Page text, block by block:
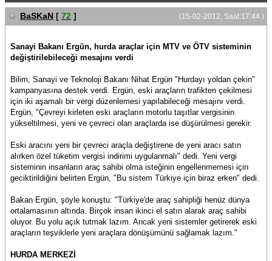
(15-02-2012, Saat:17:44 )
BaSKaN [ 72 ]
Sanayi Bakanı Ergün, hurda araçlar için MTV ve ÖTV sisteminin
değiştirilebileceği mesajını verdi
Bilim, Sanayi ve Teknoloji Bakanı Nihat Ergün "Hurdayı yoldan çekin"
kampanyasına destek verdi. Ergün, eski araçların trafikten çekilmesi
için iki aşamalı bir vergi düzenlemesi yapılabileceği mesajını verdi.
Ergün, "Çevreyi kirleten eski araçların motorlu taşıtlar vergisinin
yükseltilmesi, yeni ve çevreci olan araçlarda ise düşürülmesi gerekir.
Eski aracını yeni bir çevreci araçla değiştirene de yeni aracı satın
alırken özel tüketim vergisi indirimi uygulanmalı" dedi. Yeni vergi
sisteminin insanların araç sahibi olma isteğinin engellenmemesi için
geciktirildiğini belirten Ergün, "Bu sistem Türkiye için biraz erken" dedi.
Bakan Ergün, şöyle konuştu: "Türkiye'de araç sahipliği henüz dünya
ortalamasının altında. Birçok insan ikinci el satın alarak araç sahibi
oluyor. Bu yolu açık tutmak lazım. Ancak yeni sistemler getirerek eski
araçların teşviklerle yeni araçlara dönüşümünü sağlamak lazım."
HURDA MERKEZİ